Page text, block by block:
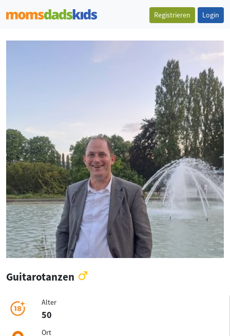
Registrieren Login
Guitarotanzen
Alter
50
Ort